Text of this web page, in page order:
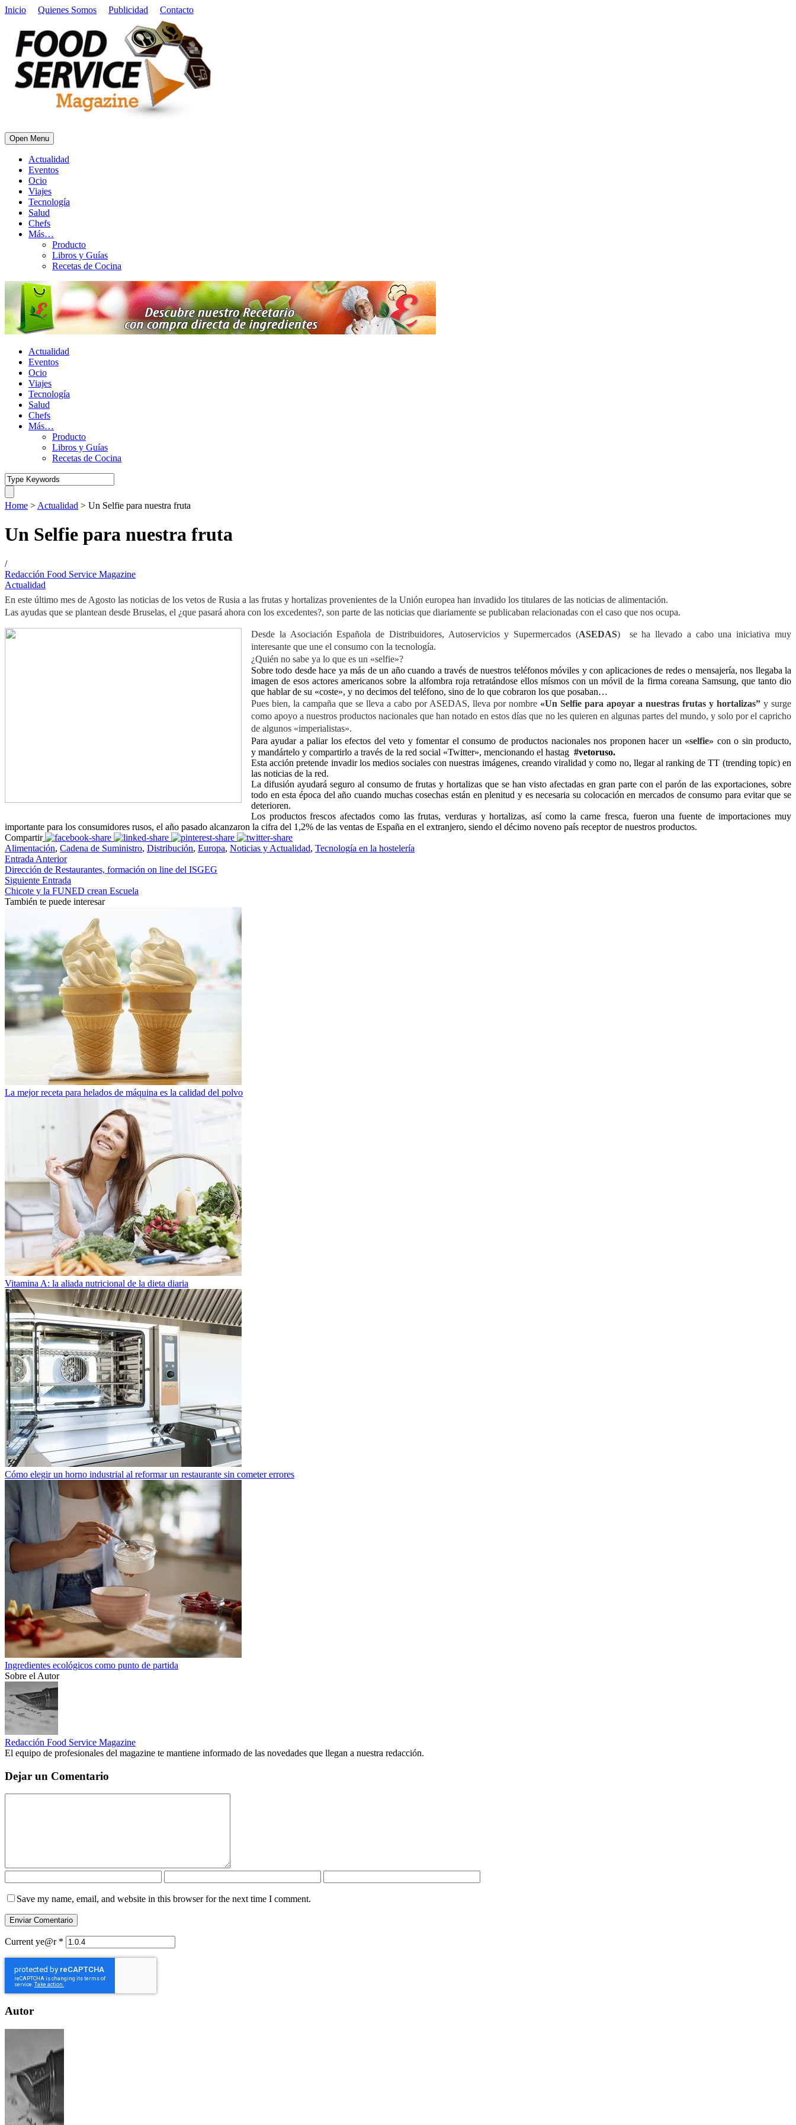
Inicio Quienes Somos Publicidad Contacto
Open Menu
Actualidad
Eventos
Ocio
Viajes
Tecnología
Salud
Chefs
Más…
Producto
Libros y Guías
Recetas de Cocina
Actualidad
Eventos
Ocio
Viajes
Tecnología
Salud
Chefs
Más…
Producto
Libros y Guías
Recetas de Cocina
Home > Actualidad > Un Selfie para nuestra fruta
Un Selfie para nuestra fruta
/
Redacción Food Service Magazine
Actualidad
En este último mes de Agosto las noticias de los vetos de Rusia a las frutas y hortalizas provenientes de la Unión europea han invadido los titulares de las noticias de alimentación.
Las ayudas que se plantean desde Bruselas, el ¿que pasará ahora con los excedentes?, son parte de las noticias que diariamente se publicaban relacionadas con el caso que nos ocupa.
Desde la Asociación Española de Distribuidores, Autoservicios y Supermercados (ASEDAS) se ha llevado a cabo una iniciativa muy
interesante que une el consumo con la tecnología.
¿Quién no sabe ya lo que es un «selfie»?
Sobre todo desde hace ya más de un año cuando a través de nuestros teléfonos móviles y con aplicaciones de redes o mensajería, nos llegaba la
imagen de esos actores americanos sobre la alfombra roja retratándose ellos mísmos con un móvil de la firma coreana Samsung, que tanto dio
que hablar de su «coste», y no decimos del teléfono, sino de lo que cobraron los que posaban…
Pues bien, la campaña que se lleva a cabo por ASEDAS, lleva por nombre «Un Selfie para apoyar a nuestras frutas y hortalizas” y surge
como apoyo a nuestros productos nacionales que han notado en estos días que no les quieren en algunas partes del mundo, y solo por el capricho
de algunos «imperialistas».
Para ayudar a paliar los efectos del veto y fomentar el consumo de productos nacionales nos proponen hacer un «selfie» con o sin producto,
y mandártelo y compartirlo a través de la red social «Twitter», mencionando el hastag #vetoruso.
Esta acción pretende invadir los medios sociales con nuestras imágenes, creando viralidad y como no, llegar al ranking de TT (trending topic) en
las noticias de la red.
La difusión ayudará seguro al consumo de frutas y hortalizas que se han visto afectadas en gran parte con el parón de las exportaciones, sobre
todo en esta época del año cuando muchas cosechas están en plenitud y es necesaria su colocación en mercados de consumo para evitar que se
deterioren.
Los productos frescos afectados como las frutas, verduras y hortalizas, así como la carne fresca, fueron una fuente de importaciones muy
importante para los consumidores rusos, el año pasado alcanzaron la cifra del 1,2% de las ventas de España en el extranjero, siendo el décimo noveno país receptor de nuestros productos.
Compartir
Alimentación, Cadena de Suministro, Distribución, Europa, Noticias y Actualidad, Tecnología en la hostelería
Entrada Anterior
Dirección de Restaurantes, formación on line del ISGEG
Siguiente Entrada
Chicote y la FUNED crean Escuela
También te puede interesar
La mejor receta para helados de máquina es la calidad del polvo
Vitamina A: la aliada nutricional de la dieta diaria
Cómo elegir un horno industrial al reformar un restaurante sin cometer errores
Ingredientes ecológicos como punto de partida
Sobre el Autor
Redacción Food Service Magazine
El equipo de profesionales del magazine te mantiene informado de las novedades que llegan a nuestra redacción.
Dejar un Comentario
Save my name, email, and website in this browser for the next time I comment.
Current ye@r *
Autor